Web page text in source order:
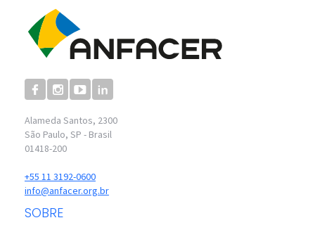
Alameda Santos, 2300
São Paulo, SP - Brasil
01418-200
+55 11 3192-0600
info@anfacer.org.br
SOBRE